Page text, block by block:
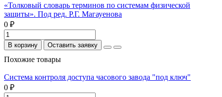
«Толковый словарь терминов по системам физической
защиты». Под ред. Р.Г. Магауенова
0 ₽
В корзину Оставить заявку
Похожие товары
Система контроля доступа часового завода "под ключ"
0 ₽